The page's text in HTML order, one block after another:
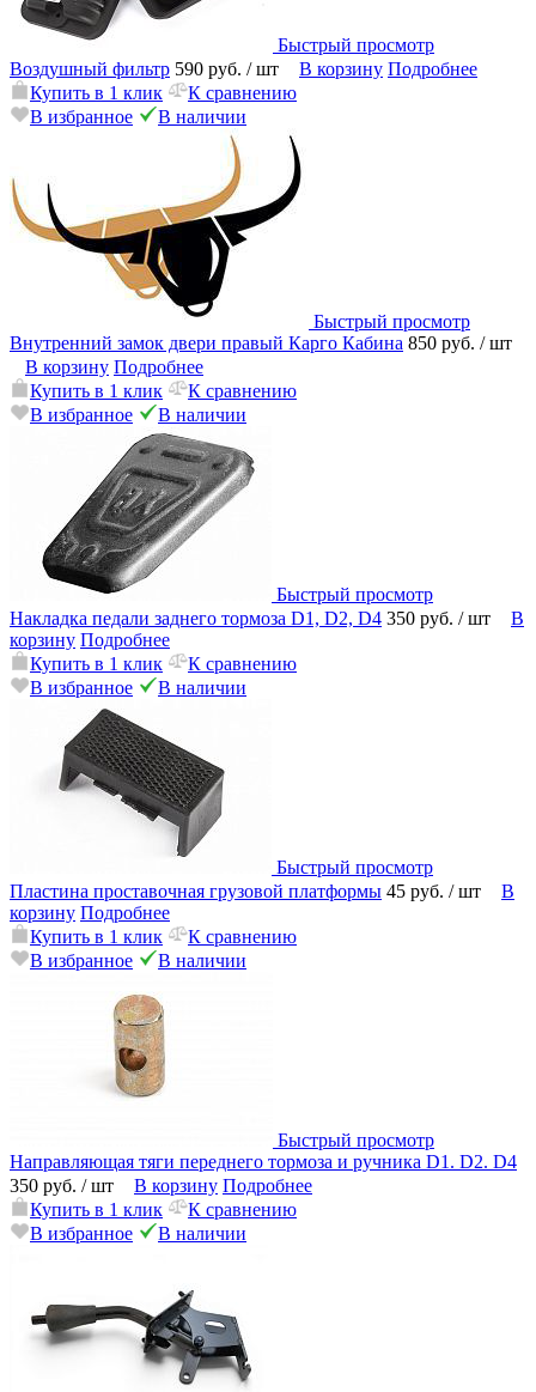
Быстрый просмотр
Воздушный фильтр 590 руб. / шт В корзину Подробнее
Купить в 1 клик
К сравнению
В избранное
В наличии
Быстрый просмотр
Внутренний замок двери правый Карго Кабина 850 руб. / шт
В корзину Подробнее
Купить в 1 клик
К сравнению
В избранное
В наличии
Быстрый просмотр
Накладка педали заднего тормоза D1, D2, D4 350 руб. / шт
В
корзину Подробнее
Купить в 1 клик
К сравнению
В избранное
В наличии
Быстрый просмотр
Пластина проставочная грузовой платформы 45 руб. / шт
В
корзину Подробнее
Купить в 1 клик
К сравнению
В избранное
В наличии
Быстрый просмотр
Направляющая тяги переднего тормоза и ручника D1. D2. D4
350 руб. / шт В корзину Подробнее
Купить в 1 клик
К сравнению
В избранное
В наличии